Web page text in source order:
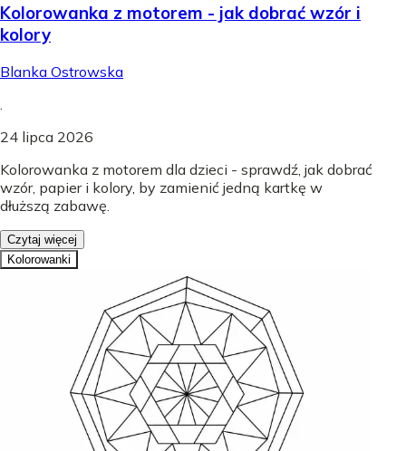
Kolorowanka z motorem - jak dobrać wzór i
kolory
Blanka Ostrowska
24 lipca 2026
Kolorowanka z motorem dla dzieci - sprawdź, jak dobrać
wzór, papier i kolory, by zamienić jedną kartkę w
dłuższą zabawę.
Czytaj więcej
Kolorowanki